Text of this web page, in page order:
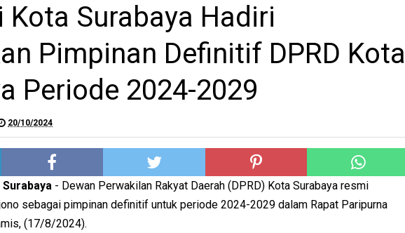
Kota Surabaya Hadiri
Pimpinan Definitif DPRD Kota
Periode 2024-2029
20/10/2024
Surabaya - Dewan Perwakilan Rakyat Daerah (DPRD) Kota Surabaya resmi
sebagai pimpinan definitif untuk periode 2024-2029 dalam Rapat Paripurna
(17/8/2024).